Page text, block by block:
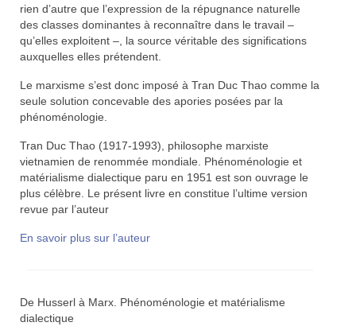
rien d’autre que l’expression de la répugnance naturelle
des classes dominantes à reconnaître dans le travail –
qu’elles exploitent –, la source véritable des significations
auxquelles elles prétendent.
Le marxisme s’est donc imposé à Tran Duc Thao comme la
seule solution concevable des apories posées par la
phénoménologie.
Tran Duc Thao (1917-1993), philosophe marxiste
vietnamien de renommée mondiale. Phénoménologie et
matérialisme dialectique paru en 1951 est son ouvrage le
plus célèbre. Le présent livre en constitue l’ultime version
revue par l’auteur
En savoir plus sur l’auteur
De Husserl à Marx. Phénoménologie et matérialisme
dialectique